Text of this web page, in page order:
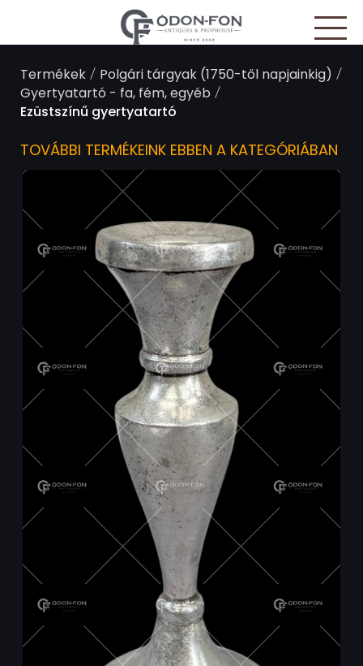
Termékek/ Polgári tárgyak (1750-től napjainkig) /
Gyertyatartó - fa, fém, egyéb /
Ezüstszínű gyertyatartó
TOVÁBBI TERMÉKEINK EBBEN A KATEGÓRIÁBAN